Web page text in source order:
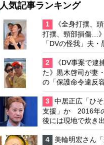
人気記事ランキング
1
《全身打撲、
打撲、頸部損傷…
「DVの怪我」夫・
逮捕で始まる「夫
2
《DV事案で逮
た》黒木啓司が妻
の「保護命令違反
協議は「第二ステ
3
中居正広「ひ
支援」か 2016年
後には現地で炊き
も知られなくて良
ろ強まる福祉活動
4
美輪明宏さん